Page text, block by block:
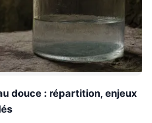
douce : répartition, enjeux